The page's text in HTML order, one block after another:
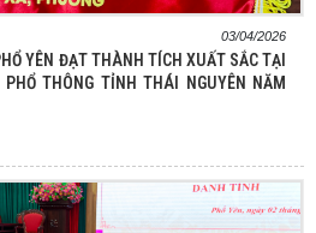
03/04/2026
YÊN ĐẠT THÀNH TÍCH XUẤT SẮC TẠI
THÔNG TỈNH THÁI NGUYÊN NĂM